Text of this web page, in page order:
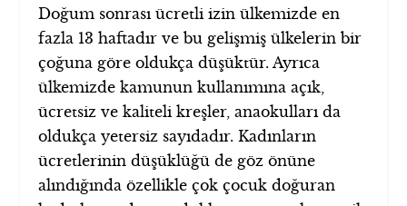
Doğum sonrası ücretli izin ülkemizde en
fazla 13 haftadır ve bu gelişmiş ülkelerin bir
çoğuna göre oldukça düşüktür. Ayrıca
ülkemizde kamunun kullanımına açık,
ücretsiz ve kaliteli kreşler, anaokulları da
oldukça yetersiz sayıdadır. Kadınların
ücretlerinin düşüklüğü de göz önüne
alındığında özellikle çok çocuk doğuran